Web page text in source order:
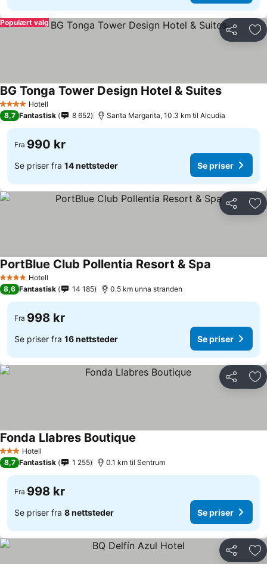
Del
Populært valg
4 StjernerHotell
BG Tonga Tower Design Hotel & Suites
8,7 Fantastisk 8 652 Santa Margarita, 10.3 km til Alcudia
Fra 990 kr
Se priser fra 14 nettsteder Se priser
Del
4 StjernerHotell
PortBlue Club Pollentia Resort & Spa
8,6 Fantastisk 14 185 0.5 km unna stranden
Fra 998 kr
Se priser fra 16 nettsteder Se priser
Del
3 StjernerHotell
Fonda Llabres Boutique
8,7 Fantastisk 1 255 0.1 km til Sentrum
Fra 998 kr
Se priser fra 8 nettsteder Se priser
Del